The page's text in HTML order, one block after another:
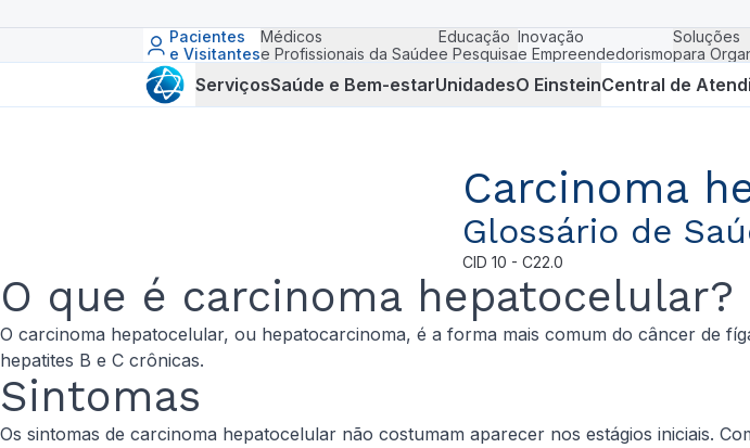
Pacientes
e Visitantes
Médicos
e Profissionais da Saúde
Educação
e Pesquisa
Inovação
e Empreendedorismo
Soluções
para
ServiçosSaúde e Bem-estarUnidadesO EinsteinCentral de
Carcinoma
Glossário de
CID 10 - C22.0
O que é carcinoma hepatocelular?
O carcinoma hepatocelular, ou hepatocarcinoma, é a forma mais comum do câncer de
hepatites B e C crônicas.
Sintomas
Os sintomas de carcinoma hepatocelular não costumam aparecer nos estágios iniciais.